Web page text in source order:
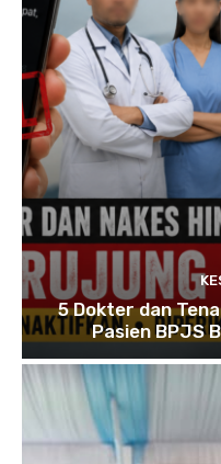
5 Dokter dan
Pasien BPJS